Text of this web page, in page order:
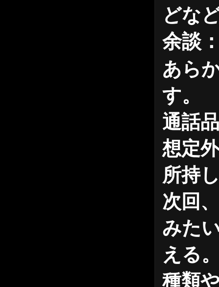
どな
余談
あら
す。
通話
想定
所持
次回
みた
える
種類